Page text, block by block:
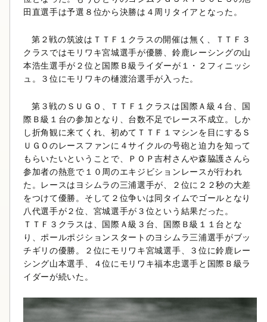
田直選手は予選８位から決勝は４周リタイアとなった。
第２戦の筑波はＴＴＦ１クラスの開催は無く、ＴＴＦ３
クラスではモリワキ宮城選手が優勝、鈴鹿レーシングの山
本浩生選手が２位と国際Ｂ級ライダーが１・２フィニッシ
ュ。３位にモリワキの樋渡治選手が入った。
第３戦のＳＵＧＯ、ＴＴＦ１クラスは国際Ａ級４台、国
際Ｂ級１台の参加となり、台数不足でレース不成立。しか
し折角観に来てくれ、初めてＴＴＦ１マシンを目にするＳ
ＵＧＯのレースファンに４サイクルの号砲と迫力を知って
もらいたいということで、ＰＯＰ吉村さんや森脇護さんら
参加者の熱意で１０周のエキジビションレースが行われ
た。レースはヨシムラの三浦選手が、２位に２２秒の大差
をつけて優勝。そして２位争いは同タイムでゴールとなり
八代選手が２位、宮城選手が３位という結果だった。
ＴＴＦ３クラスは、国際Ａ級３台、国際Ｂ級１１台とな
り、ポールポジションスタートのヨシムラ三浦選手がブッ
チギリの優勝。２位にモリワキ宮城選手、３位に鈴鹿レー
シング山本選手、４位にモリワキ福本忠選手と国際Ｂ級ラ
イダーが続いた。